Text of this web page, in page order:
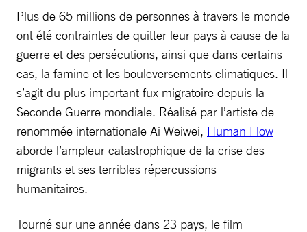
Plus de 65 millions de personnes à travers le monde
ont été contraintes de quitter leur pays à cause de la
guerre et des persécutions, ainsi que dans certains
cas, la famine et les bouleversements climatiques. Il
s’agit du plus important fux migratoire depuis la
Seconde Guerre mondiale. Réalisé par l’artiste de
renommée internationale Ai Weiwei, Human Flow
aborde l’ampleur catastrophique de la crise des
migrants et ses terribles répercussions
humanitaires.
Tourné sur une année dans 23 pays, le film